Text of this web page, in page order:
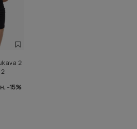
2
-15%